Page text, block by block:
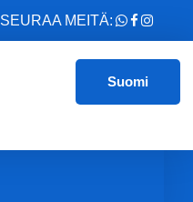
SEURAA MEITÄ:
Suomi